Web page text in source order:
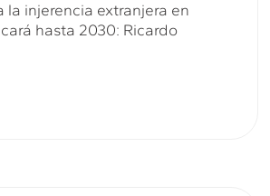
la injerencia extranjera en
hasta 2030: Ricardo